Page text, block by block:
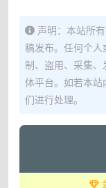
声明：本站所
稿发布。任何个
制、盗用、采集
体平台。如若本
们进行处理。